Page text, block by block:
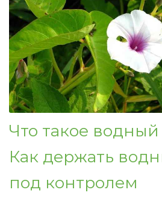
Что такое
Как держать
под контролем